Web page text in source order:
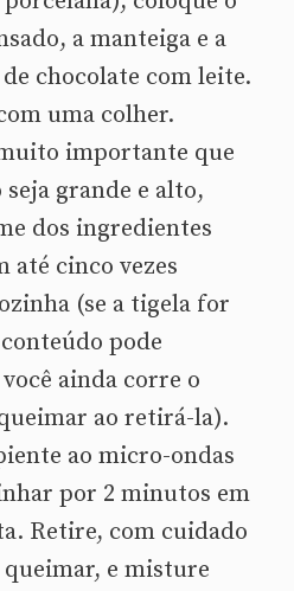
a manteiga e a
chocolate com leite.
uma colher.
importante que
grande e alto,
dos ingredientes
até cinco vezes
(se a tigela for
pode
ainda corre o
ao retirá-la).
ao micro-ondas
por 2 minutos em
Retire, com cuidado
queimar, e misture